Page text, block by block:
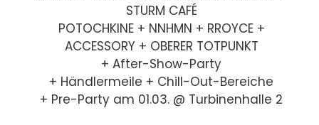
STURM CAFÉ
POTOCHKINE + NNHMN + RROYCE +
ACCESSORY + OBERER TOTPUNKT
+ After-Show-Party
+ Händlermeile + Chill-Out-Bereiche
+ Pre-Party am 01.03. @ Turbinenhalle 2